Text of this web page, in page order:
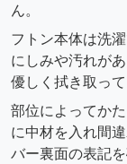
ん。
フトン本体は洗
にしみや汚れが
優しく拭き取って
部位によってか
に中材を入れ間
バー裏面の表記